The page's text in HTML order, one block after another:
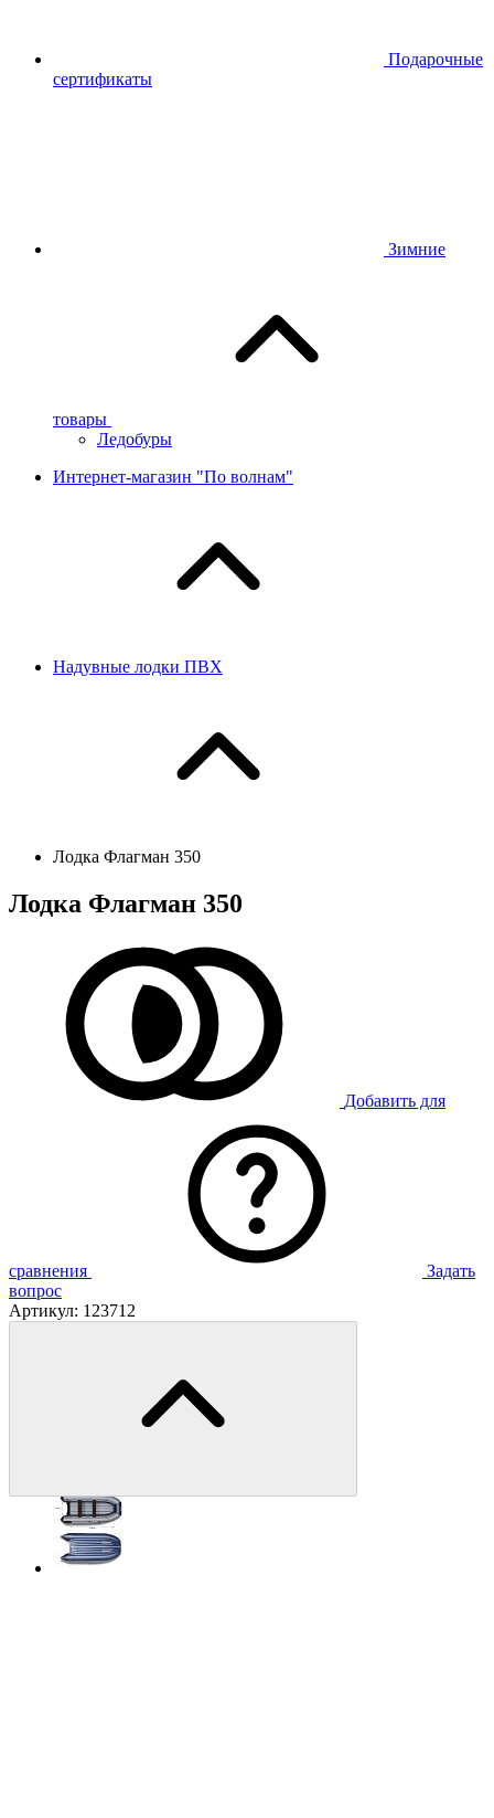
Подарочные
сертификаты
Зимние
товары
Ледобуры
Интернет-магазин "По волнам"
Надувные лодки ПВХ
Лодка Флагман 350
Лодка Флагман 350
Добавить для
сравнения
Задать
вопрос
Артикул: 123712